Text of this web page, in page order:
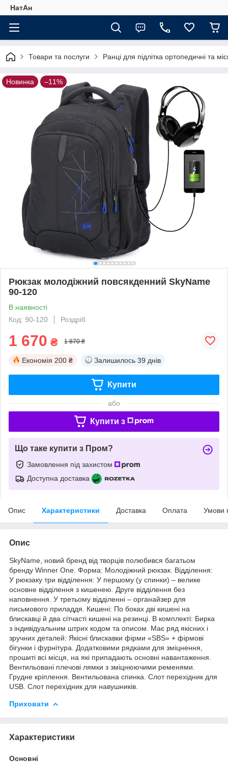
НатАн
Товари та послуги Ранці для підлітка ортопедичні та
Новинка –11%
Рюкзак молодіжний повсякденний SkyName
90-120
В наявності
Код: 90-120
Роздріб
1 670 ₴ 1 870 ₴
Економія 200 ₴ Залишилось 39 днів
Купити
або
Купити з
Що таке купити з Пром?
Замовлення під захистом
Доступна доставка
Опис Характеристики Доставка Оплата Умови
Опис
SkyName, новий бренд від творців полюбився багатьом
бренду Winner One. Форма: Молодіжний рюкзак. Відділення:
У рюкзаку три відділення: У першому (у спинки) – велике
основне відділення з кишенею. Друге відділення без
наповнення. У третьому відділенні – органайзер для
письмового приладдя. Кишені: По боках дві кишені на
блискавці й два сітчасті кишені на резинці. В комплекті: Бирка
з індивідуальним штрих кодом та описом. Має ряд якісних і
зручних деталей: Якісні блискавки фірми «SBS» + фірмові
бігунки і фурнітура. Додатковими рядками для зміцнення,
прошиті всі місця, на які припадають основні навантаження.
Вентильовані плечові лямки з зміцнюючими ременями.
Грудне кріплення. Вентильована спинка. Слот перехідник для
USB. Слот перехідник для навушників.
Приховати
Характеристики
Основні